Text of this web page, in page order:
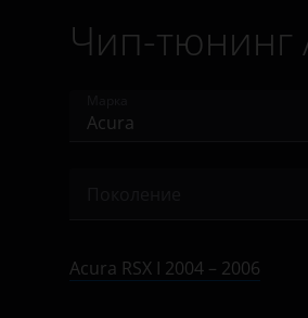
Чип-тюнинг
Acura RSX I 2004 – 2006